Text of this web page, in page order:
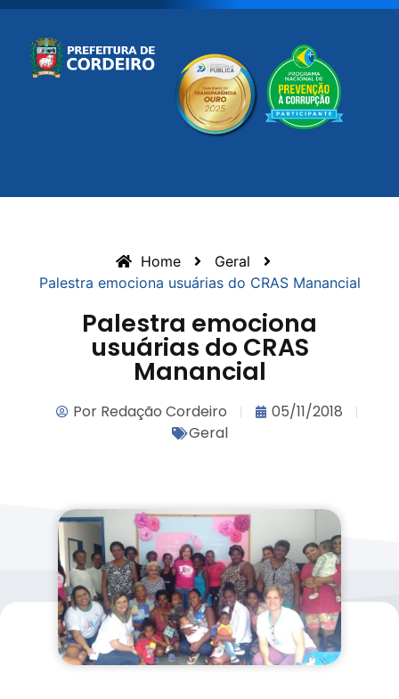
Home
Geral
Palestra emociona usuárias do CRAS Manancial
Palestra emociona
usuárias do CRAS
Manancial
PorRedação Cordeiro
05/11/2018
Geral